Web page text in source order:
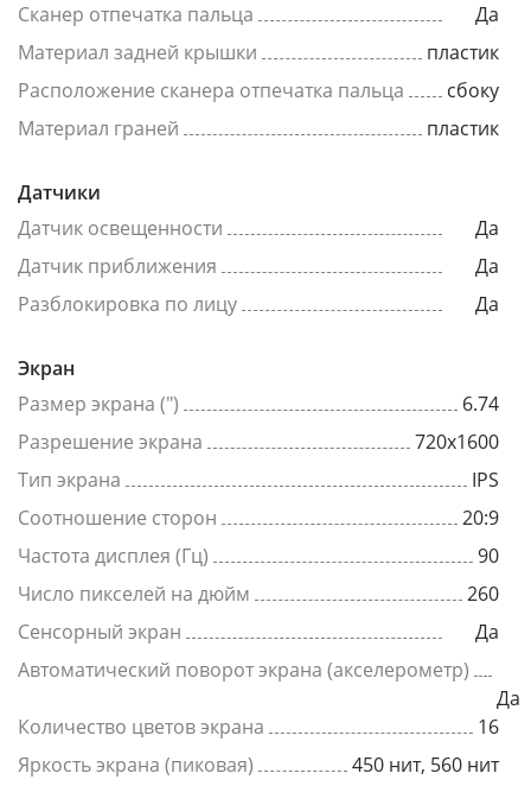
Сканер отпечатка пальца
Да
Материал задней крышки
пластик
Расположение сканера отпечатка пальца
сбоку
Материал граней
пластик
Датчики
Датчик освещенности
Да
Датчик приближения
Да
Разблокировка по лицу
Да
Экран
Размер экрана (")
6.74
Разрешение экрана
720x1600
Тип экрана
IPS
Соотношение сторон
20:9
Частота дисплея (Гц)
90
Число пикселей на дюйм
260
Сенсорный экран
Да
Автоматический поворот экрана (акселерометр)
Да
Количество цветов экрана
16
Яркость экрана (пиковая)
450 нит, 560 нит